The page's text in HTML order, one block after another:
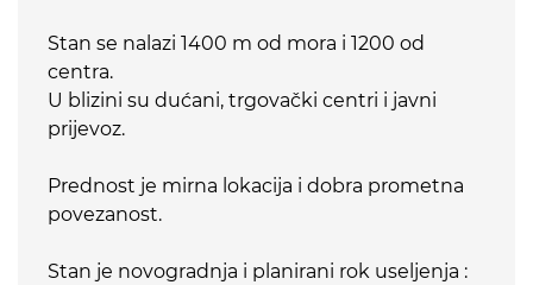
Stan se nalazi 1400 m od mora i 1200 od
centra.
U blizini su dućani, trgovački centri i javni
prijevoz.
Prednost je mirna lokacija i dobra prometna
povezanost.
Stan je novogradnja i planirani rok useljenja :